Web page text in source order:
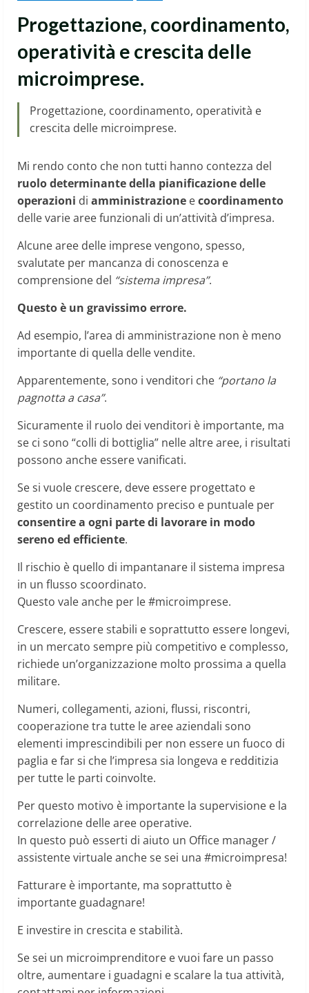
Progettazione, coordinamento,
operatività e crescita delle
microimprese.
Progettazione, coordinamento, operatività e
crescita delle microimprese.
Mi rendo conto che non tutti hanno contezza del
ruolo determinante della pianificazione delle
operazioni di amministrazione ecoordinamento
delle varie aree funzionali di un’attività d’impresa.
Alcune aree delle imprese vengono, spesso,
svalutate per mancanza di conoscenza e
comprensione del “sistema impresa”.
Questo è un gravissimo errore.
Ad esempio, l’area di amministrazione non è meno
importante di quella delle vendite.
Apparentemente, sono i venditori che “portano la
pagnotta a casa”.
Sicuramente il ruolo dei venditori è importante, ma
se ci sono “colli di bottiglia” nelle altre aree, i risultati
possono anche essere vanificati.
Se si vuole crescere, deve essere progettato e
gestito un coordinamento preciso e puntuale per
consentire a ogni parte di lavorare in modo
sereno ed efficiente.
Il rischio è quello di impantanare il sistema impresa
in un flusso scoordinato.
Questo vale anche per le #microimprese.
Crescere, essere stabili e soprattutto essere longevi,
in un mercato sempre più competitivo e complesso,
richiede un’organizzazione molto prossima a quella
militare.
Numeri, collegamenti, azioni, flussi, riscontri,
cooperazione tra tutte le aree aziendali sono
elementi imprescindibili per non essere un fuoco di
paglia e far si che l’impresa sia longeva e redditizia
per tutte le parti coinvolte.
Per questo motivo è importante la supervisione e la
correlazione delle aree operative.
In questo può esserti di aiuto un Office manager /
assistente virtuale anche se sei una #microimpresa!
Fatturare è importante, ma soprattutto è
importante guadagnare!
E investire in crescita e stabilità.
Se sei un microimprenditore e vuoi fare un passo
oltre, aumentare i guadagni e scalare la tua attività,